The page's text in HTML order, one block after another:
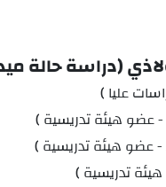
(دراسة حالة
عليا )
عضو هيئة تدريسية )
- عضو هيئة تدريسية )
تدريسية )